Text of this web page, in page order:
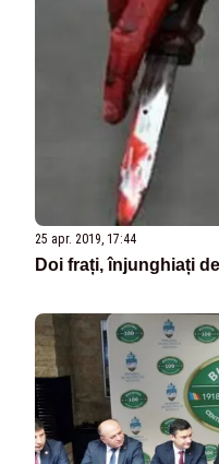
25 apr. 2019, 17:44
Doi frați, înjunghiați